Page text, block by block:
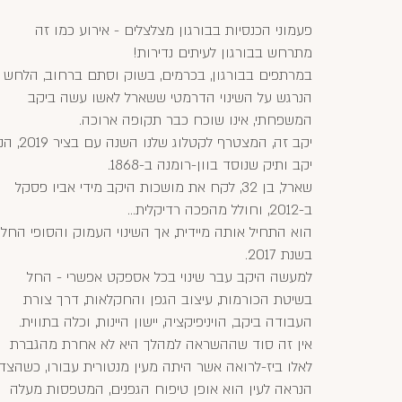
פעמוני הכנסיות בבורגון מצלצלים - אירוע כמו זה
מתרחש בבורגון לעיתים נדירות!
במרתפים בבורגון, בכרמים, בשוק וסתם ברחוב, הלחש
הנרגש על השינוי הדרמטי ששארל לאשו עשה ביקב
המשפחתי, אינו שוכח כבר תקופה ארוכה.
יקב זה, המצטרף לקטלוג שלנו השנה
יקב ותיק שנוסד בוון-רומנה ב-1868.
שארל, בן 32, לקח את מושכות היקב מידי אביו פסקל
ב-2012, וחולל מהפכה רדיקלית...
הוא התחיל אותה מיידית, אך השינוי העמוק והסופי החל
בשנת 2017.
למעשה היקב עבר שינוי בכל אספקט אפשרי - החל
בשיטת הכורמות, עיצוב הגפן והחקלאות, דרך צורת
העבודה ביקב, הויניפיקציה, יישון היינות, וכלה בתווית.
אין זה סוד שההשראה למהלך היא לא אחרת מהגברת
לאלו ביז-לרואה אשר היתה מעין מנטורית עבורו, כשהצד
הנראה לעין הוא אופן טיפוח הגפנים, המטפסות מעלה